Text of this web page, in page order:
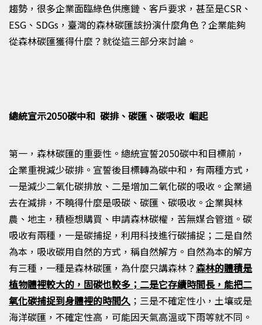
趨勢，很多企業面臨綠色供應鏈 、 客戶要求，甚至是CSR 、
ESG 、 SDGs ，臺灣的森林碳匯該扮演什麼角色？企業能夠
從森林碳匯獲得什麼？就從這三部分來討論。
總統宣示2050碳中和 碳排、碳匯、碳吸收 崛起
第一，森林碳匯的重要性。總統宣誓2050碳中和目標前，
企業重視減少碳排 。 宣誓後目標轉為碳中和 ，有兩種方式，
一是減少二氧化碳排放 、 二是增加二氧化碳的吸收 。 企業過
去在減排，不曉得什麼是吸碳 、 碳匯 、 碳吸收。企業與林
農、地主，積極想購買、申請森林碳權，苦無媒合管道。碳
吸收有兩種，一是碳捕捉，利用科技進行碳捕捉 ； 二是自然
為本，吸收碳用自然的方式，稱自然解方。自然為本的解方
有三種，一種是森林碳匯，為什麼只講森林？森林的體積是
植物體裡較大的，固碳也較多 ； 二是它存續時間長，能把二
氧化碳捕捉到身體裡的時間久 ；三是不確定性小，土壤或是
海洋碳匯，不確定性高，可能因天氣高溫或下雨等就不同 。